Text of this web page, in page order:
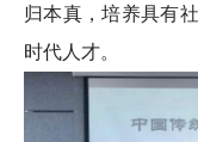
归本真，培养具有
时代人才。